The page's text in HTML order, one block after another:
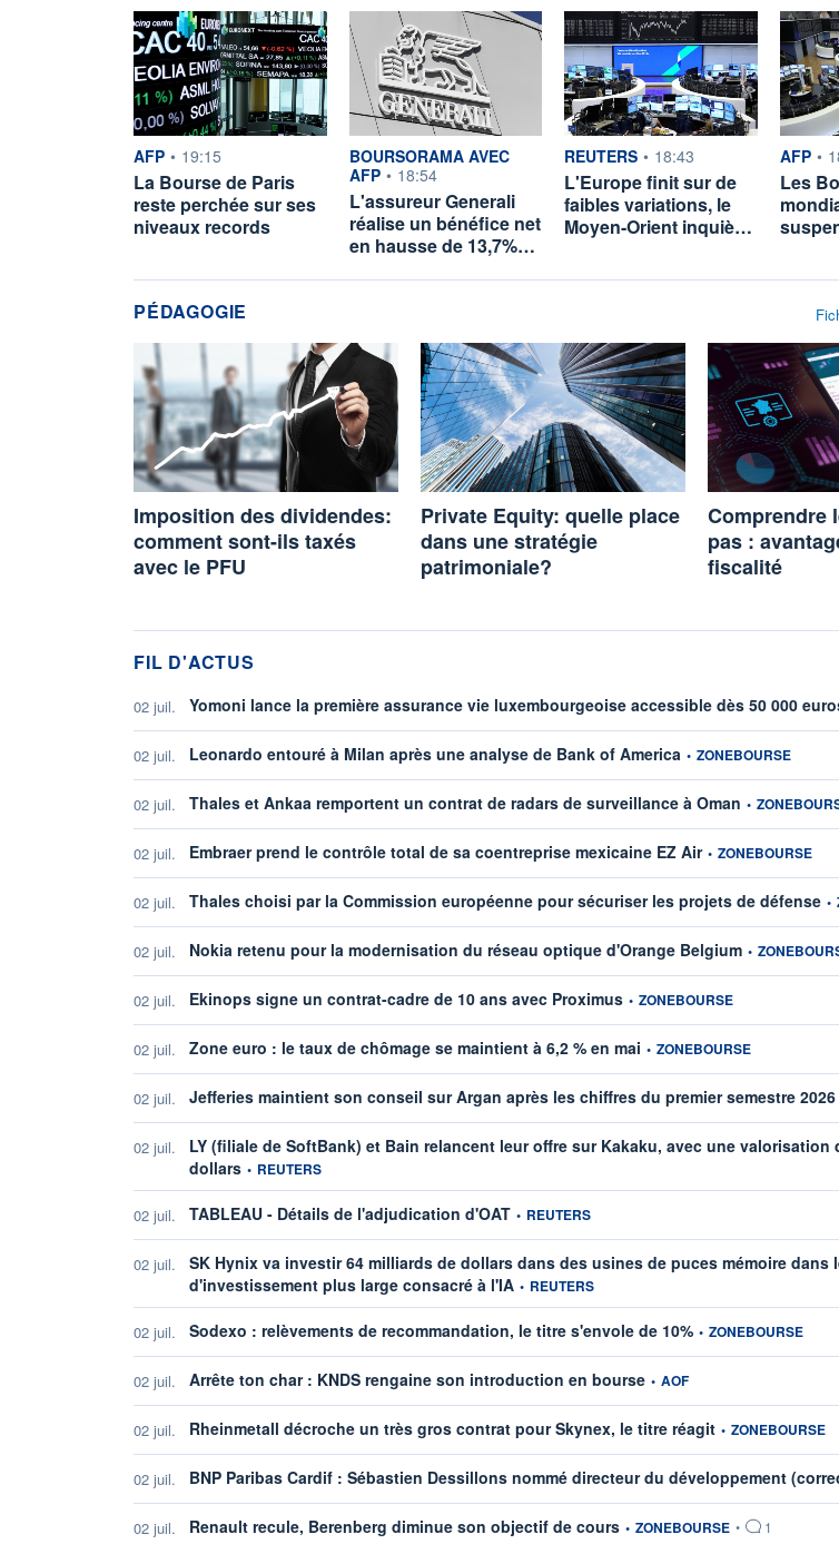
information fournie par
AFP • 19:15
La Bourse de Paris
reste perchée sur ses
niveaux records
information fournie par
BOURSORAMA AVEC
AFP • 18:54
L'assureur Generali
réalise un bénéfice net
en hausse de 13,7%…
information fournie par
REUTERS • 18:43
L'Europe finit sur de
faibles variations, le
Moyen-Orient inquiè…
AFP •
Les
PÉDAGOGIE
Imposition des dividendes:
comment sont-ils taxés
avec le PFU
Private Equity: quelle place
dans une stratégie
patrimoniale?
Comprendre
pas :
fiscalité
FIL D'ACTUS
02 juil. Yomoni lance la première assurance vie luxembourgeoise accessible dès 50 000
02 juil. Leonardo entouré à Milan après une analyse de Bank of America information fournie par
• ZONEBOURSE
02 juil. Thales et Ankaa remportent un contrat de radars de surveillance à Oman information
•
02 juil. Embraer prend le contrôle total de sa coentreprise mexicaine EZ Airinformation fournie par
• ZONEBOURSE
02 juil. Thales choisi par la Commission européenne pour sécuriser les projets de défense •
02 juil. Nokia retenu pour la modernisation du réseau optique d'Orange Belgiuminformation
•
02 juil. Ekinops signe un contrat-cadre de 10 ans avec Proximus information fournie par
• ZONEBOURSE
02 juil. Zone euro : le taux de chômage se maintient à 6,2 % en mai information fournie par
• ZONEBOURSE
02 juil. Jefferies maintient son conseil sur Argan après les chiffres du premier semestre 2026
02 juil.
LY (filiale de SoftBank) et Bain relancent leur offre sur Kakaku, avec une valorisation
dollars information fournie par
• REUTERS
02 juil. TABLEAU - Détails de l'adjudication d'OATinformation fournie par
• REUTERS
02 juil.
SK Hynix va investir 64 milliards de dollars dans des usines de puces mémoire dans
d'investissement plus large consacré à l'IA information fournie par
• REUTERS
02 juil. Sodexo : relèvements de recommandation, le titre s'envole de 10% information fournie par
• ZONEBOURSE
02 juil. Arrête ton char : KNDS rengaine son introduction en bourse information fournie par
• AOF
02 juil. Rheinmetall décroche un très gros contrat pour Skynex, le titre réagitinformation fournie
• ZONEBOURSE
02 juil. BNP Paribas Cardif : Sébastien Dessillons nommé directeur du développement
02 juil. Renault recule, Berenberg diminue son objectif de cours information fournie par
• ZONEBOURSE • 1